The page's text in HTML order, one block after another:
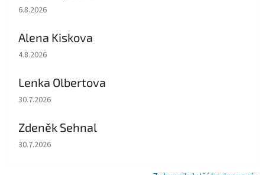
Hodnocení obchodu je 5 z 5 hvězdiček.
6.8.2026
Alena Kiskova
Hodnocení obchodu je 5 z 5 hvězdiček.
4.8.2026
Lenka Olbertova
Hodnocení obchodu je 5 z 5 hvězdiček.
30.7.2026
Zdeněk Sehnal
Hodnocení obchodu je 5 z 5 hvězdiček.
30.7.2026